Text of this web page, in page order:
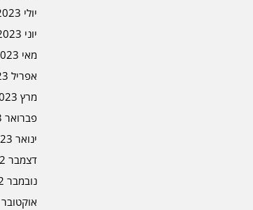
יולי 2023
יוני 2023
מאי 2023
אפריל 2023
מרץ 2023
פברואר 2023
ינואר 2023
דצמבר 2022
נובמבר 2022
אוקטובר 2022